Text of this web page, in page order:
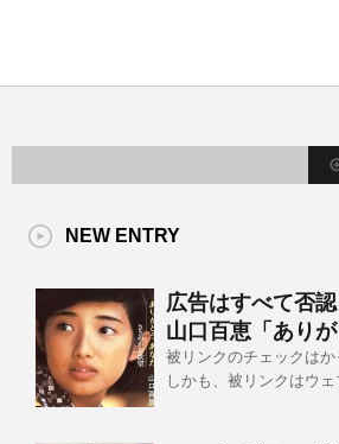
NEW ENTRY
広告はすべて否認
山口百恵「ありが
被リンクのチェックはか
しかも、被リンクはウェ